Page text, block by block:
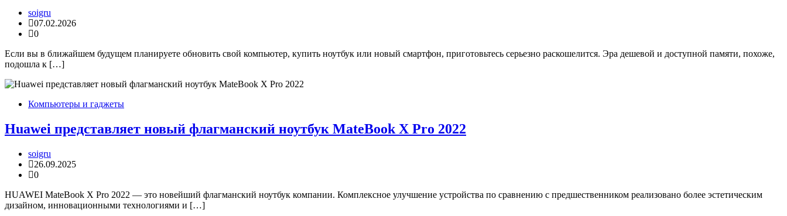
soigru
07.02.2026
0
Если вы в ближайшем будущем планируете обновить свой компьютер, купить ноутбук или новый смартфон, приготовьтесь серьезно раскошелится. Эра дешевой и доступной памяти, похоже,
подошла к […]
Компьютеры и гаджеты
Huawei представляет новый флагманский ноутбук MateBook X Pro 2022
soigru
26.09.2025
0
HUAWEI MateBook X Pro 2022 — это новейший флагманский ноутбук компании. Комплексное улучшение устройства по сравнению с предшественником реализовано более эстетическим
дизайном, инновационными технологиями и […]